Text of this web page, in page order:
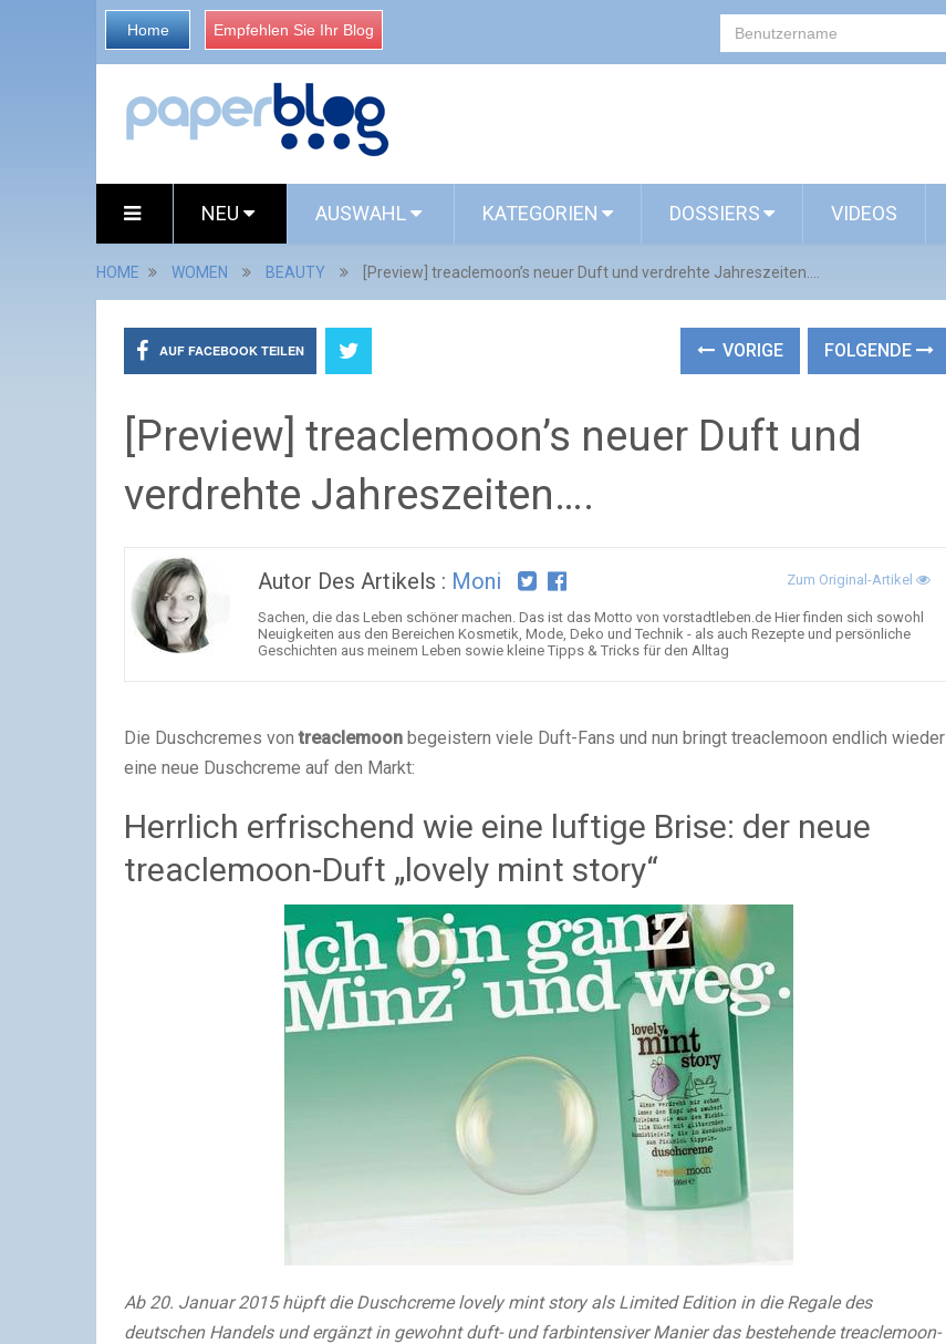
Home Empfehlen Sie Ihr Blog
NEU AUSWAHL KATEGORIEN DOSSIERS VIDEOS
HOME WOMEN BEAUTY [Preview] treaclemoon’s neuer Duft und verdrehte Jahreszeiten….
AUF FACEBOOK TEILEN VORIGE FOLGENDE
[Preview] treaclemoon’s neuer Duft und
verdrehte Jahreszeiten….
Autor Des Artikels : Moni Zum Original-Artikel
Sachen, die das Leben schöner machen. Das ist das Motto von vorstadtleben.de Hier finden sich sowohl
Neuigkeiten aus den Bereichen Kosmetik, Mode, Deko und Technik - als auch Rezepte und persönliche
Geschichten aus meinem Leben sowie kleine Tipps & Tricks für den Alltag
Die Duschcremes vontreaclemoon begeistern viele Duft-Fans und nun bringt treaclemoon endlich wieder
eine neue Duschcreme auf den Markt:
Herrlich erfrischend wie eine luftige Brise: der neue
treaclemoon-Duft „lovely mint story“
Ab 20. Januar 2015 hüpft die Duschcreme lovely mint story als Limited Edition in die Regale des
deutschen Handels und ergänzt in gewohnt duft- und farbintensiver Manier das bestehende treaclemoon-